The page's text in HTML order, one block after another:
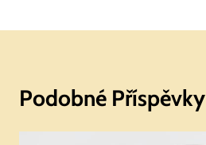
Podobné Příspěvky